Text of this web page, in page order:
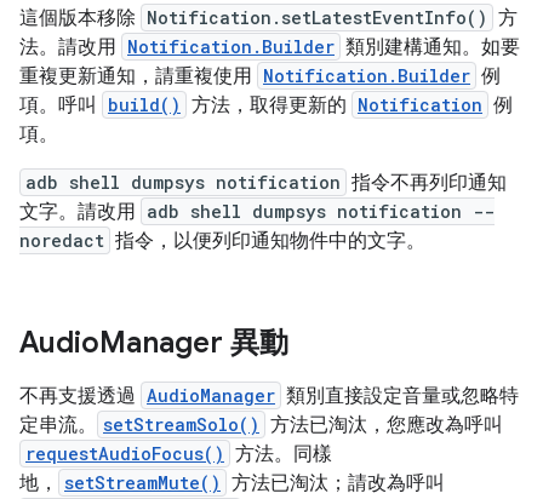
這個版本移除 Notification.setLatestEventInfo() 方
法。請改用 Notification.Builder 類別建構通知。如要
重複更新通知，請重複使用 Notification.Builder 例
項。呼叫
build() 方法，取得更新的 Notification 例
項。
adb shell dumpsys notification 指令不再列印通知
文字。請改用 adb shell dumpsys notification --
noredact 指令，以便列印通知物件中的文字。
AudioManager 異動
不再支援透過 AudioManager 類別直接設定音量或忽略特
定串流。
setStreamSolo() 方法已淘汰，您應改為呼叫
requestAudioFocus() 方法。同樣
地，
setStreamMute() 方法已淘汰；請改為呼叫